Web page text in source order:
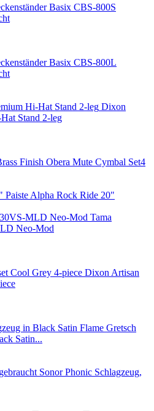
Basix CBS-800S
Basix CBS-800L
Dixon
Stand 2-leg
Obera Mute Cymbal Set4
Paiste Alpha Rock Ride 20"
Tama
Neo-Mod
Dixon Artisan
Gretsch
Satin...
Sonor Phonic Schlagzeug,